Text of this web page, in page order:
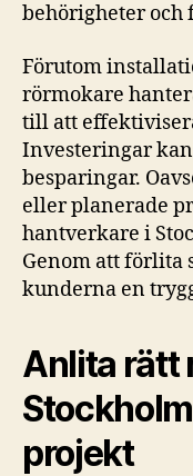
behörigheter och
Förutom
rörmokare
till att
Investeringar
besparingar.
eller planerade
hantverkare i
Genom att förlita
kunderna en
Anlita rätt
projekt